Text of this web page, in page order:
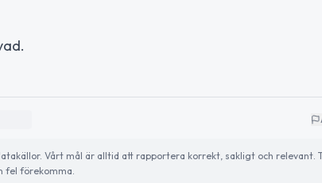
Vårt mål är alltid att rapportera korrekt, sakligt och relevant.
fel förekomma.